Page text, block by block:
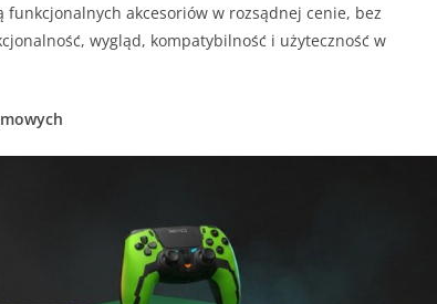
funkcjonalnych akcesoriów w rozsądnej cenie, bez
wygląd, kompatybilność i użyteczność w